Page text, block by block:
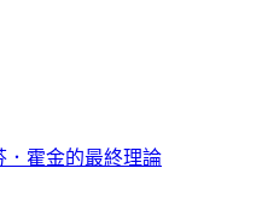
．霍金的最終理論